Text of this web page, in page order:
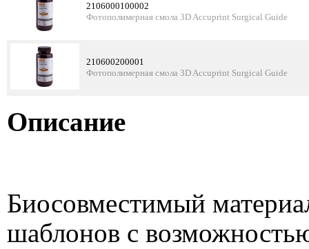
2106000100002
Фотополимерная смола 3D Accuprint Surgical Guide
210600200001
Фотополимерная смола 3D Accuprint Surgical Guide
Описание
Биосовместимый
шаблонов с